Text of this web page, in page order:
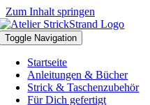
Zum Inhalt springen
Toggle Navigation
Startseite
Anleitungen & Bücher
Strick & Taschenzubehör
Für Dich gefertigt